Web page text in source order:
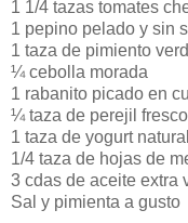
1 1/4 tazas tomates
1 pepino pelado y sin
1 taza de pimiento
¼ cebolla morada
1 rabanito picado en
¼ taza de perejil
1 taza de yogurt natural
1/4 taza de hojas de
3 cdas de aceite extra
Sal y pimienta a gusto